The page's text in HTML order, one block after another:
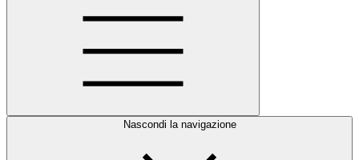
Nascondi la navigazione